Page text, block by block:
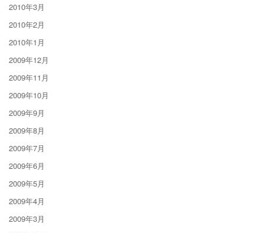
2010年3月
2010年2月
2010年1月
2009年12月
2009年11月
2009年10月
2009年9月
2009年8月
2009年7月
2009年6月
2009年5月
2009年4月
2009年3月